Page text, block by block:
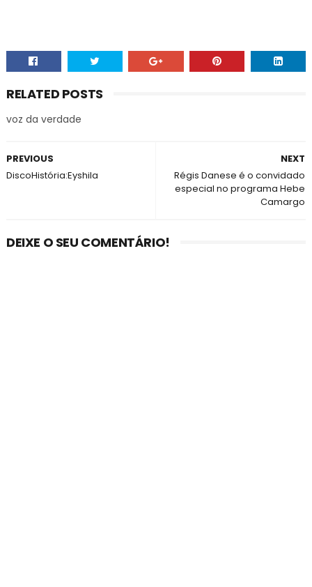
RELATED POSTS
voz da verdade
NEXT
Régis Danese é o convidado
especial no programa Hebe
Camargo
PREVIOUS
DiscoHistória:Eyshila
DEIXE O SEU COMENTÁRIO!